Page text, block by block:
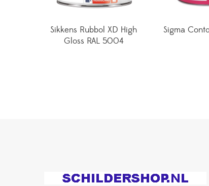
Sikkens Rubbol XD High
Gloss RAL 5004
Sigma